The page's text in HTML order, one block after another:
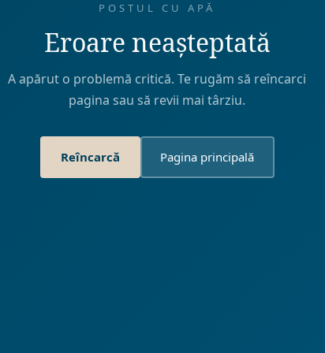
POSTUL CU APĂ
Eroare neașteptată
A apărut o problemă critică. Te rugăm să reîncarci
pagina sau să revii mai târziu.
Reîncarcă Pagina principală